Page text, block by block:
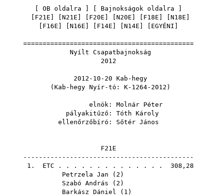
OB oldalra Bajnokságok oldalra
F21E N21E F20E N20E F18E N18E
F16E N16E F14E N14E EGYÉNI
============================================
Nyílt Csapatbajnokság
2012
2012-10-20 Kab-hegy
(Kab-hegy Nyír-tó: K-1264-2012)
elnök: Molnár Péter
pályakitűző: Tóth Károly
ellenőrzőbíró: Sőtér János
F21E
--------------------------------------------
1. ETC . . . . . . . . . . . . . . 308,28
Petrzela Jan ( 2 )
Szabó András ( 2 )
Barkász Dániel ( 1 )